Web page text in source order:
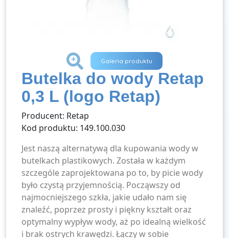
+ Galeria produktu
Butelka do wody Retap
0,3 L (logo Retap)
Producent: Retap
Kod produktu: 149.100.030
Jest naszą alternatywą dla kupowania wody w
butelkach plastikowych. Została w każdym
szczególe zaprojektowana po to, by picie wody
było czystą przyjemnością. Począwszy od
najmocniejszego szkła, jakie udało nam się
znaleźć, poprzez prosty i piękny kształt oraz
optymalny wypływ wody, aż po idealną wielkość
i brak ostrych krawędzi. Łączy w sobie